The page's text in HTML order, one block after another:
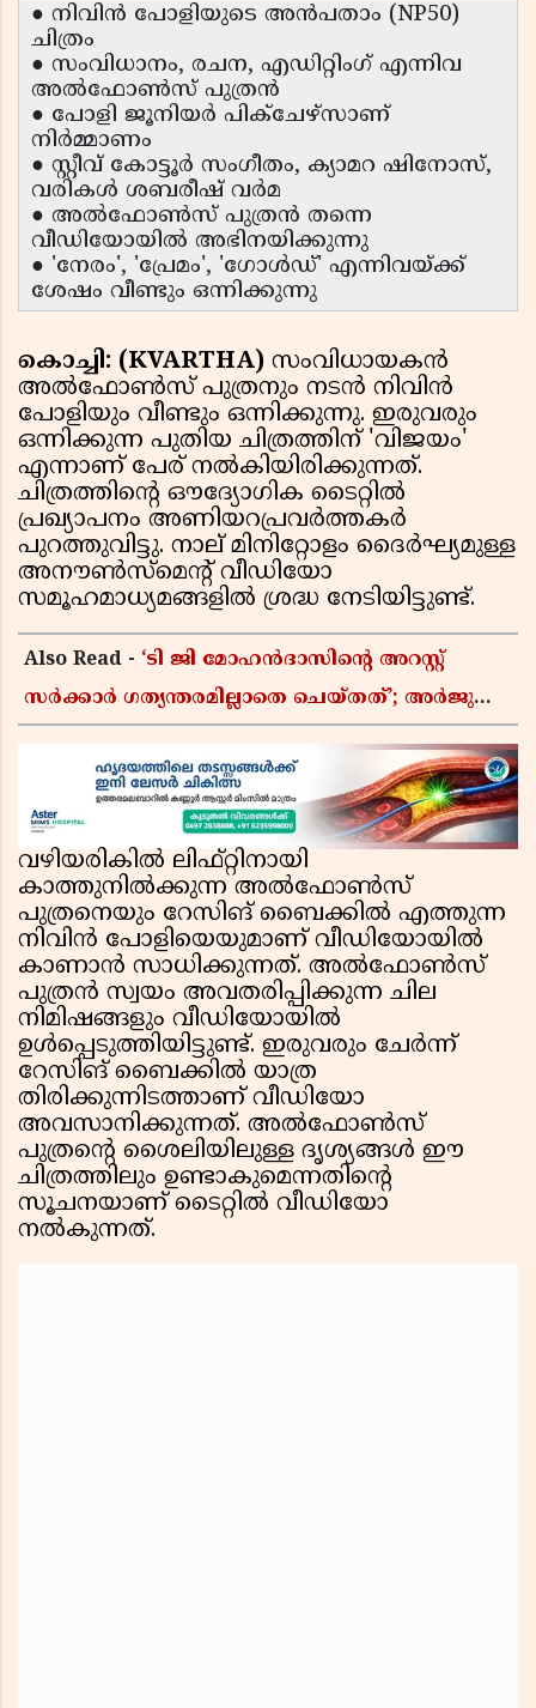
● നിവിൻ പോളിയുടെ അൻപതാം (NP50)
ചിത്രം
● സംവിധാനം, രചന, എഡിറ്റിംഗ് എന്നിവ
അൽഫോൺസ് പുത്രൻ
● പോളി ജൂനിയർ പിക്ചേഴ്സാണ്
നിർമ്മാണം
● സ്റ്റീവ് കോട്ടൂർ സംഗീതം, ക്യാമറ ഷിനോസ്,
വരികൾ ശബരീഷ് വർമ
● അൽഫോൺസ് പുത്രൻ തന്നെ
വീഡിയോയിൽ അഭിനയിക്കുന്നു
● 'നേരം', 'പ്രേമം', 'ഗോൾഡ്' എന്നിവയ്ക്ക്
ശേഷം വീണ്ടും ഒന്നിക്കുന്നു
കൊച്ചി: (KVARTHA) സംവിധായകൻ
അൽഫോൺസ് പുത്രനും നടൻ നിവിൻ
പോളിയും വീണ്ടും ഒന്നിക്കുന്നു. ഇരുവരും
ഒന്നിക്കുന്ന പുതിയ ചിത്രത്തിന് 'വിജയം'
എന്നാണ് പേര് നൽകിയിരിക്കുന്നത്.
ചിത്രത്തിൻ്റെ ഔദ്യോഗിക ടൈറ്റിൽ
പ്രഖ്യാപനം അണിയറപ്രവർത്തകർ
പുറത്തുവിട്ടു. നാല് മിനിറ്റോളം ദൈർഘ്യമുള്ള
അനൗൺസ്‌മെൻ്റ് വീഡിയോ
സമൂഹമാധ്യമങ്ങളിൽ ശ്രദ്ധ നേടിയിട്ടുണ്ട്.
Also Read - ‘ടി ജി മോഹൻദാസിൻ്റെ അറസ്റ്റ്
സർക്കാർ ഗത്യന്തരമില്ലാതെ ചെയ്തത്’; അർജുൻ
ജയരാജൻ
വഴിയരികിൽ ലിഫ്റ്റിനായി
കാത്തുനിൽക്കുന്ന അൽഫോൺസ്
പുത്രനെയും റേസിങ് ബൈക്കിൽ എത്തുന്ന
നിവിൻ പോളിയെയുമാണ് വീഡിയോയിൽ
കാണാൻ സാധിക്കുന്നത്. അൽഫോൺസ്
പുത്രൻ സ്വയം അവതരിപ്പിക്കുന്ന ചില
നിമിഷങ്ങളും വീഡിയോയിൽ
ഉൾപ്പെടുത്തിയിട്ടുണ്ട്. ഇരുവരും ചേർന്ന്
റേസിങ് ബൈക്കിൽ യാത്ര
തിരിക്കുന്നിടത്താണ് വീഡിയോ
അവസാനിക്കുന്നത്. അൽഫോൺസ്
പുത്രൻ്റെ ശൈലിയിലുള്ള ദൃശ്യങ്ങൾ ഈ
ചിത്രത്തിലും ഉണ്ടാകുമെന്നതിൻ്റെ
സൂചനയാണ് ടൈറ്റിൽ വീഡിയോ
നൽകുന്നത്.